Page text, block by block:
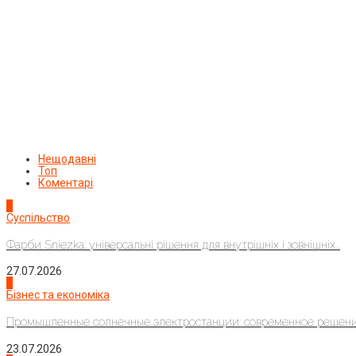
Нещодавні
Топ
Коментарі
Суспільство
Фарби Sniezka: універсальні рішення для внутрішніх і зовнішніх...
27.07.2026
Бізнес та економіка
Промышленные солнечные электростанции: современное
23.07.2026